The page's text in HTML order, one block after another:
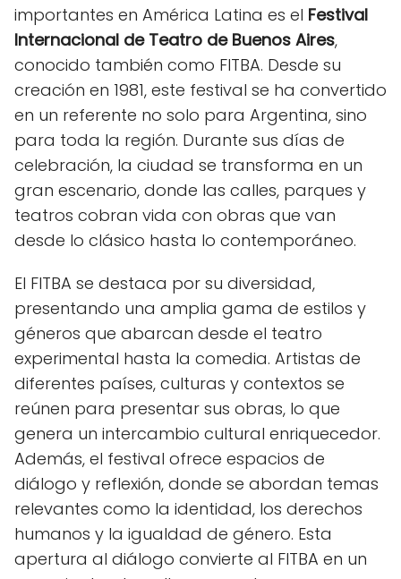
importantes en América Latina es el Festival
Internacional de Teatro de Buenos Aires,
conocido también como FITBA. Desde su
creación en 1981, este festival se ha convertido
en un referente no solo para Argentina, sino
para toda la región. Durante sus días de
celebración, la ciudad se transforma en un
gran escenario, donde las calles, parques y
teatros cobran vida con obras que van
desde lo clásico hasta lo contemporáneo.
El FITBA se destaca por su diversidad,
presentando una amplia gama de estilos y
géneros que abarcan desde el teatro
experimental hasta la comedia. Artistas de
diferentes países, culturas y contextos se
reúnen para presentar sus obras, lo que
genera un intercambio cultural enriquecedor.
Además, el festival ofrece espacios de
diálogo y reflexión, donde se abordan temas
relevantes como la identidad, los derechos
humanos y la igualdad de género. Esta
apertura al diálogo convierte al FITBA en un